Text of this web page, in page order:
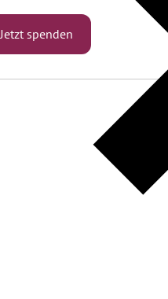
Jetzt spenden